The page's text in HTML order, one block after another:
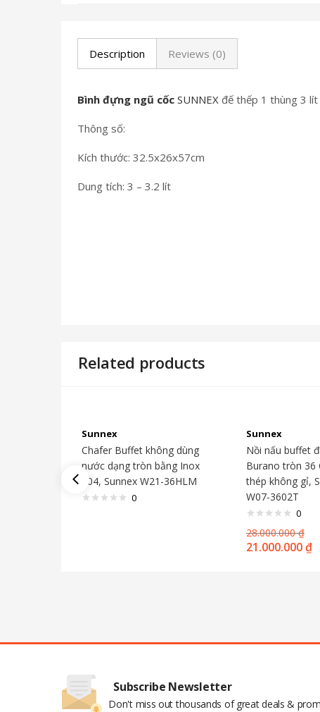
Description Reviews (0)
Bình đựng ngũ cốc SUNNEX đế thếp 1 thùng 3
Thông số:
Kích thước: 32.5x26x57cm
Dung tích: 3 – 3.2 lít
Related products
Sunnex
Chafer Buffet không dùng
nước dạng tròn bằng Inox
304, Sunnex W21-36HLM
0
Sunnex
Nồi nấu buffet
Burano tròn 36
thép không gỉ,
W07-3602T
0
28.000.000₫
21.000.000₫
Subscribe Newsletter
Don't miss out thousands of great deals &